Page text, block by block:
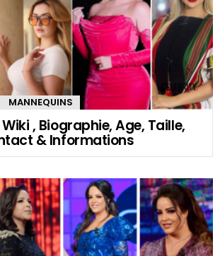
MANNEQUINS
, Biographie, Age, Taille,
& Informations